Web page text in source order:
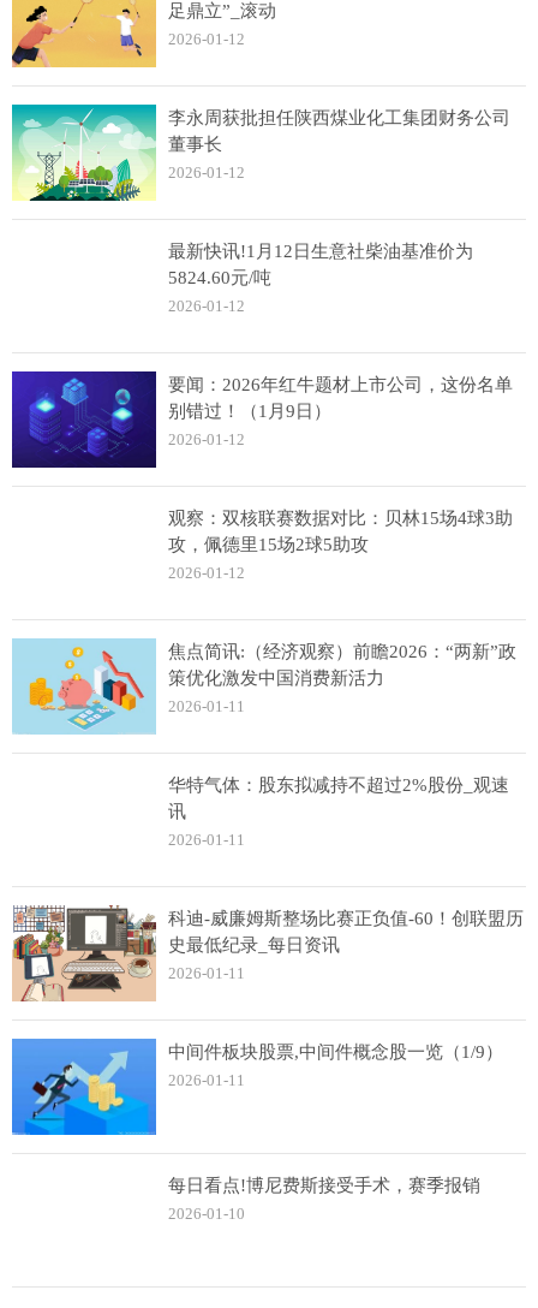
足鼎立”_滚动
2026-01-12
李永周获批担任陕西煤业化工集团财务公司
董事长
2026-01-12
最新快讯!1月12日生意社柴油基准价为
5824.60元/吨
2026-01-12
要闻：2026年红牛题材上市公司，这份名单
别错过！（1月9日）
2026-01-12
观察：双核联赛数据对比：贝林15场4球3助
攻，佩德里15场2球5助攻
2026-01-12
焦点简讯:（经济观察）前瞻2026：“两新”政
策优化激发中国消费新活力
2026-01-11
华特气体：股东拟减持不超过2%股份_观速
讯
2026-01-11
科迪-威廉姆斯整场比赛正负值-60！创联盟历
史最低纪录_每日资讯
2026-01-11
中间件板块股票,中间件概念股一览（1/9）
2026-01-11
每日看点!博尼费斯接受手术，赛季报销
2026-01-10